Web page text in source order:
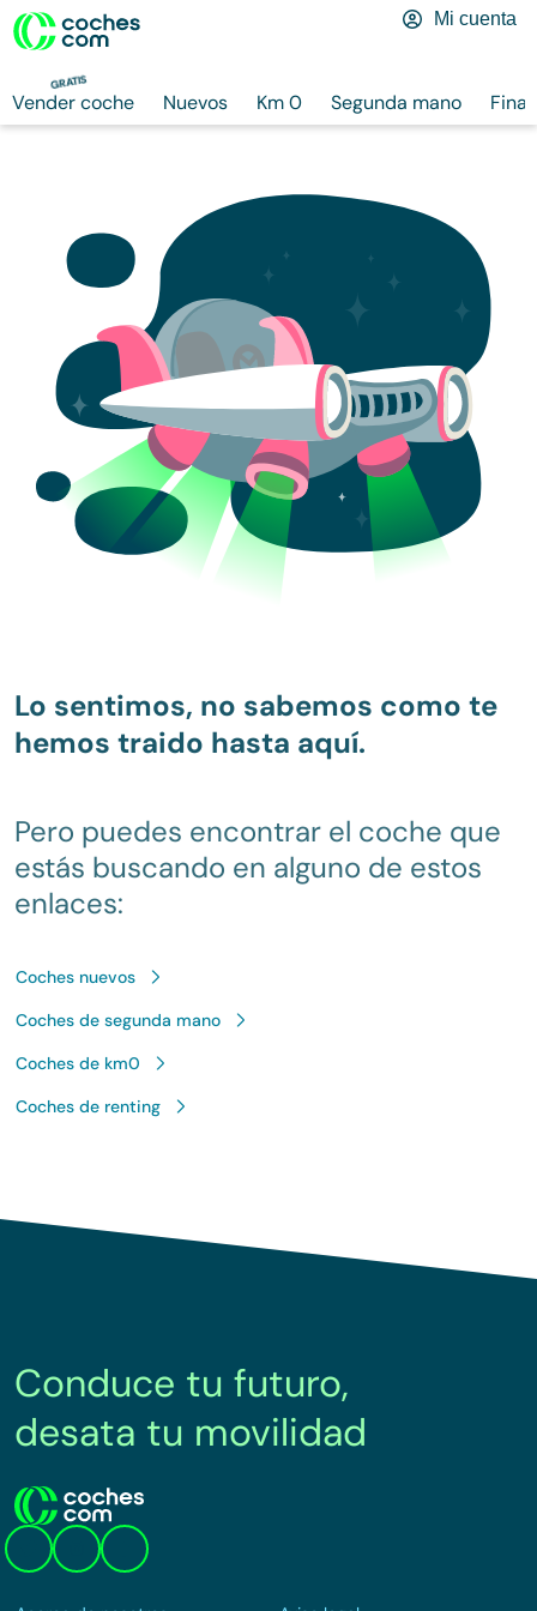
GRATIS
Vender coche Nuevos Km 0 Segunda mano
Mi cuenta
Lo sentimos, no sabemos como te
hemos traido hasta aquí.
Pero puedes encontrar el coche que
estás buscando en alguno de estos
enlaces:
Coches nuevos
Coches de segunda mano
Coches de km0
Coches de renting
Conduce tu futuro,
desata tu movilidad